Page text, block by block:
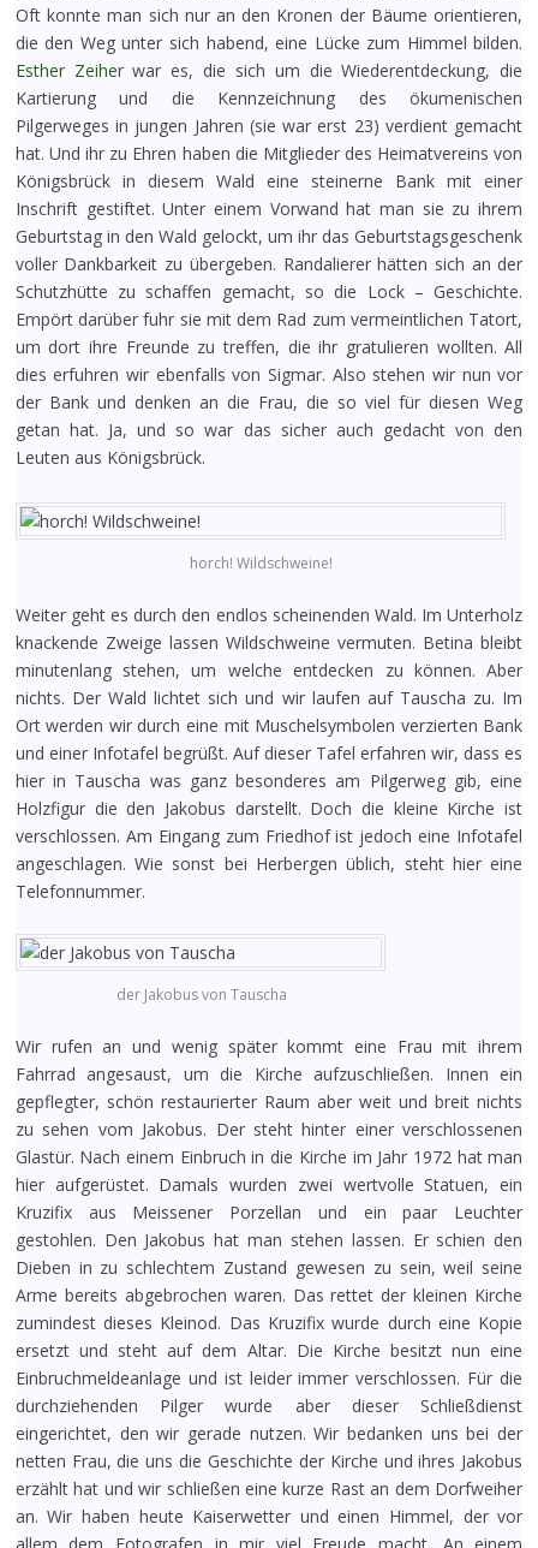
Oft konnte man sich nur an den Kronen der Bäume orientieren,
die den Weg unter sich habend, eine Lücke zum Himmel bilden.
Esther Zeiherwar es, die sich um die Wiederentdeckung, die
Kartierung und die Kennzeichnung des ökumenischen
Pilgerweges in jungen Jahren (sie war erst 23) verdient gemacht
hat. Und ihr zu Ehren haben die Mitglieder des Heimatvereins von
Königsbrück in diesem Wald eine steinerne Bank mit einer
Inschrift gestiftet. Unter einem Vorwand hat man sie zu ihrem
Geburtstag in den Wald gelockt, um ihr das Geburtstagsgeschenk
voller Dankbarkeit zu übergeben. Randalierer hätten sich an der
Schutzhütte zu schaffen gemacht, so die Lock – Geschichte.
Empört darüber fuhr sie mit dem Rad zum vermeintlichen Tatort,
um dort ihre Freunde zu treffen, die ihr gratulieren wollten. All
dies erfuhren wir ebenfalls von Sigmar. Also stehen wir nun vor
der Bank und denken an die Frau, die so viel für diesen Weg
getan hat. Ja, und so war das sicher auch gedacht von den
Leuten aus Königsbrück.
horch! Wildschweine!
Weiter geht es durch den endlos scheinenden Wald. Im Unterholz
knackende Zweige lassen Wildschweine vermuten. Betina bleibt
minutenlang stehen, um welche entdecken zu können. Aber
nichts. Der Wald lichtet sich und wir laufen auf Tauscha zu. Im
Ort werden wir durch eine mit Muschelsymbolen verzierten Bank
und einer Infotafel begrüßt. Auf dieser Tafel erfahren wir, dass es
hier in Tauscha was ganz besonderes am Pilgerweg gib, eine
Holzfigur die den Jakobus darstellt. Doch die kleine Kirche ist
verschlossen. Am Eingang zum Friedhof ist jedoch eine Infotafel
angeschlagen. Wie sonst bei Herbergen üblich, steht hier eine
Telefonnummer.
der Jakobus von Tauscha
Wir rufen an und wenig später kommt eine Frau mit ihrem
Fahrrad angesaust, um die Kirche aufzuschließen. Innen ein
gepflegter, schön restaurierter Raum aber weit und breit nichts
zu sehen vom Jakobus. Der steht hinter einer verschlossenen
Glastür. Nach einem Einbruch in die Kirche im Jahr 1972 hat man
hier aufgerüstet. Damals wurden zwei wertvolle Statuen, ein
Kruzifix aus Meissener Porzellan und ein paar Leuchter
gestohlen. Den Jakobus hat man stehen lassen. Er schien den
Dieben in zu schlechtem Zustand gewesen zu sein, weil seine
Arme bereits abgebrochen waren. Das rettet der kleinen Kirche
zumindest dieses Kleinod. Das Kruzifix wurde durch eine Kopie
ersetzt und steht auf dem Altar. Die Kirche besitzt nun eine
Einbruchmeldeanlage und ist leider immer verschlossen. Für die
durchziehenden Pilger wurde aber dieser Schließdienst
eingerichtet, den wir gerade nutzen. Wir bedanken uns bei der
netten Frau, die uns die Geschichte der Kirche und ihres Jakobus
erzählt hat und wir schließen eine kurze Rast an dem Dorfweiher
an. Wir haben heute Kaiserwetter und einen Himmel, der vor